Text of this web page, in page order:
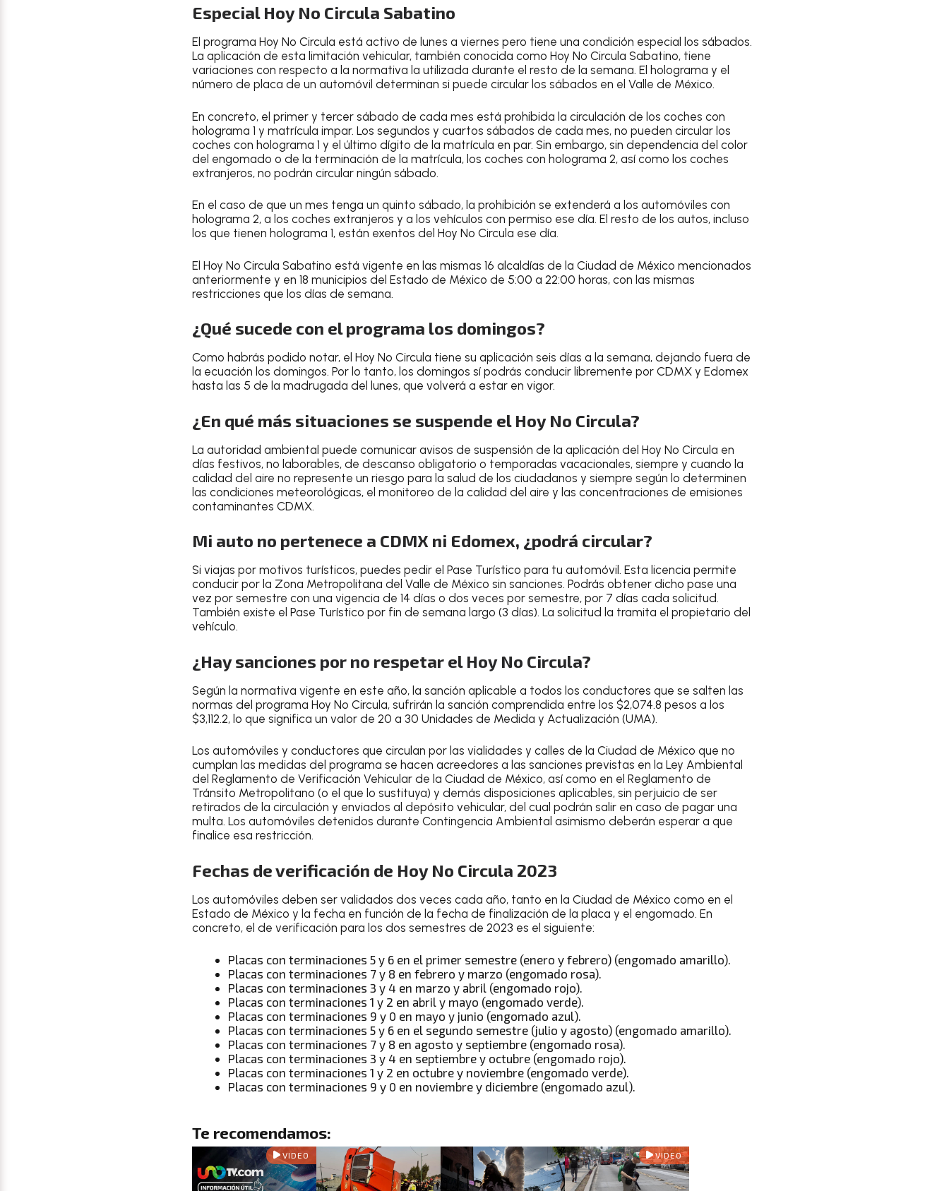
Especial Hoy No Circula Sabatino
El programa Hoy No Circula está activo de lunes a viernes pero tiene una condición especial los sábados.
La aplicación de esta limitación vehicular, también conocida como Hoy No Circula Sabatino, tiene
variaciones con respecto a la normativa la utilizada durante el resto de la semana. El holograma y el
número de placa de un automóvil determinan si puede circular los sábados en el Valle de México.
En concreto, el primer y tercer sábado de cada mes está prohibida la circulación de los coches con
holograma 1 y matrícula impar. Los segundos y cuartos sábados de cada mes, no pueden circular los
coches con holograma 1 y el último dígito de la matrícula en par. Sin embargo, sin dependencia del color
del engomado o de la terminación de la matrícula, los coches con holograma 2, así como los coches
extranjeros, no podrán circular ningún sábado.
En el caso de que un mes tenga un quinto sábado, la prohibición se extenderá a los automóviles con
holograma 2, a los coches extranjeros y a los vehículos con permiso ese día. El resto de los autos, incluso
los que tienen holograma 1, están exentos del Hoy No Circula ese día.
El Hoy No Circula Sabatino está vigente en las mismas 16 alcaldías de la Ciudad de México mencionados
anteriormente y en 18 municipios del Estado de México de 5:00 a 22:00 horas, con las mismas
restricciones que los días de semana.
¿Qué sucede con el programa los domingos?
Como habrás podido notar, el Hoy No Circula tiene su aplicación seis días a la semana, dejando fuera de
la ecuación los domingos. Por lo tanto, los domingos sí podrás conducir libremente por CDMX y Edomex
hasta las 5 de la madrugada del lunes, que volverá a estar en vigor.
¿En qué más situaciones se suspende el Hoy No Circula?
La autoridad ambiental puede comunicar avisos de suspensión de la aplicación del Hoy No Circula en
días festivos, no laborables, de descanso obligatorio o temporadas vacacionales, siempre y cuando la
calidad del aire no represente un riesgo para la salud de los ciudadanos y siempre según lo determinen
las condiciones meteorológicas, el monitoreo de la calidad del aire y las concentraciones de emisiones
contaminantes CDMX.
Mi auto no pertenece a CDMX ni Edomex, ¿podrá circular?
Si viajas por motivos turísticos, puedes pedir el Pase Turístico para tu automóvil. Esta licencia permite
conducir por la Zona Metropolitana del Valle de México sin sanciones. Podrás obtener dicho pase una
vez por semestre con una vigencia de 14 días o dos veces por semestre, por 7 días cada solicitud.
También existe el Pase Turístico por fin de semana largo (3 días). La solicitud la tramita el propietario del
vehículo.
¿Hay sanciones por no respetar el Hoy No Circula?
Según la normativa vigente en este año, la sanción aplicable a todos los conductores que se salten las
normas del programa Hoy No Circula, sufrirán la sanción comprendida entre los $2,074.8 pesos a los
$3,112.2, lo que significa un valor de 20 a 30 Unidades de Medida y Actualización (UMA).
Los automóviles y conductores que circulan por las vialidades y calles de la Ciudad de México que no
cumplan las medidas del programa se hacen acreedores a las sanciones previstas en la Ley Ambiental
del Reglamento de Verificación Vehicular de la Ciudad de México, así como en el Reglamento de
Tránsito Metropolitano (o el que lo sustituya) y demás disposiciones aplicables, sin perjuicio de ser
retirados de la circulación y enviados al depósito vehicular, del cual podrán salir en caso de pagar una
multa. Los automóviles detenidos durante Contingencia Ambiental asimismo deberán esperar a que
finalice esa restricción.
Fechas de verificación de Hoy No Circula 2023
Los automóviles deben ser validados dos veces cada año, tanto en la Ciudad de México como en el
Estado de México y la fecha en función de la fecha de finalización de la placa y el engomado. En
concreto, el de verificación para los dos semestres de 2023 es el siguiente:
Placas con terminaciones 5 y 6 en el primer semestre (enero y febrero) (engomado amarillo).
Placas con terminaciones 7 y 8 en febrero y marzo (engomado rosa).
Placas con terminaciones 3 y 4 en marzo y abril (engomado rojo).
Placas con terminaciones 1 y 2 en abril y mayo (engomado verde).
Placas con terminaciones 9 y 0 en mayo y junio (engomado azul).
Placas con terminaciones 5 y 6 en el segundo semestre (julio y agosto) (engomado amarillo).
Placas con terminaciones 7 y 8 en agosto y septiembre (engomado rosa).
Placas con terminaciones 3 y 4 en septiembre y octubre (engomado rojo).
Placas con terminaciones 1 y 2 en octubre y noviembre (engomado verde).
Placas con terminaciones 9 y 0 en noviembre y diciembre (engomado azul).
Te recomendamos:
VIDEO VIDEO